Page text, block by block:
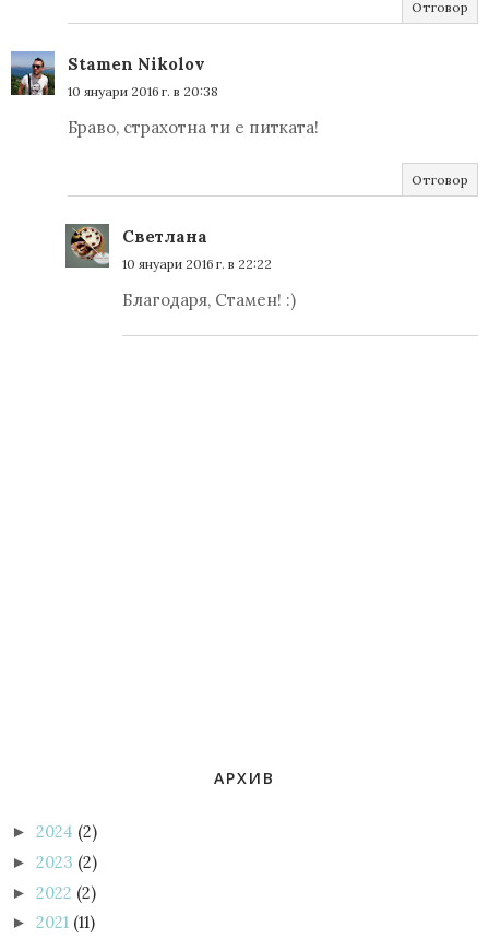
Отговор
Stamen Nikolov
10 януари 2016 г. в 20:38
Браво, страхотна ти е питката!
Отговор
Светлана
10 януари 2016 г. в 22:22
Благодаря, Стамен! :)
АРХИВ
► 2024 (2)
► 2023 (2)
► 2022 (2)
► 2021 (11)